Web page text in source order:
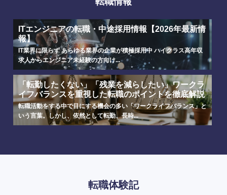
ITエンジニアの転職・中途採用情報【2026年最新情
報】
IT業界に限らず あらゆる業界の企業が積極採用中 ハイクラス高年収
求人からエンジニア未経験の方向け...
「転勤したくない」「残業を減らしたい」ワークラ
イフバランスを重視した転職のポイントを徹底解説
転職活動をする中で目にする機会の多い「ワークライフバランス」と
いう言葉。しかし、依然として転勤、長時...
転職体験記